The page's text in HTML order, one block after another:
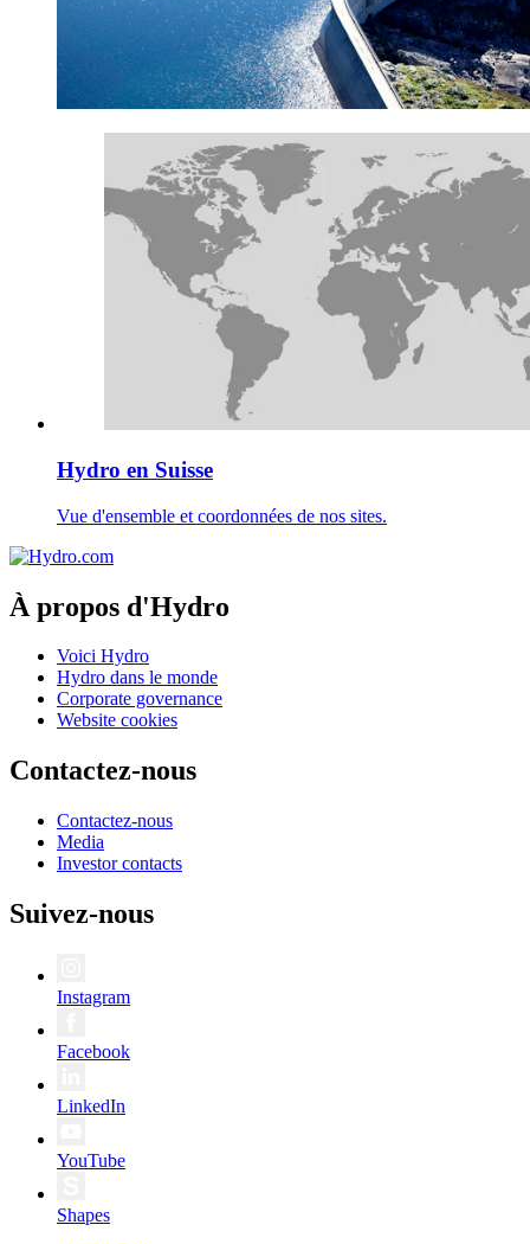
Hydro en Suisse
Vue d'ensemble et coordonnées de nos sites.
À propos d'Hydro
Voici Hydro
Hydro dans le monde
Corporate governance
Website cookies
Contactez-nous
Contactez-nous
Media
Investor contacts
Suivez-nous
Instagram
Facebook
LinkedIn
YouTube
Shapes